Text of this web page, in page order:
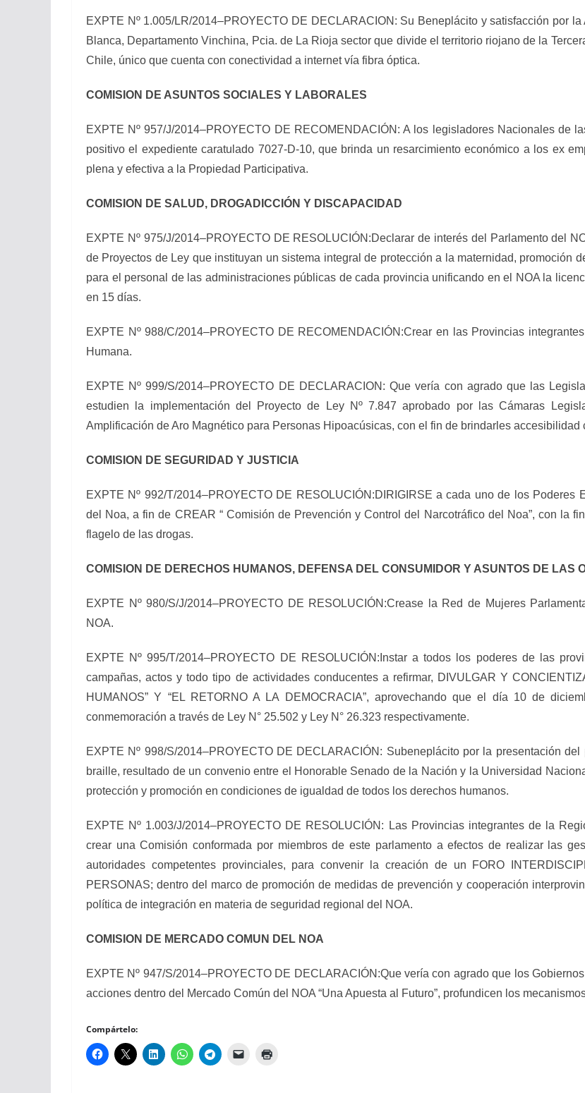
EXPTE Nº 1.005/LR/2014–PROYECTO DE DECLARACION: Su Beneplácito y satisfacción por
Blanca, Departamento Vinchina, Pcia. de La Rioja sector que divide el territorio riojano de la
Chile, único que cuenta con conectividad a internet vía fibra óptica.
COMISION DE ASUNTOS SOCIALES Y LABORALES
EXPTE Nº 957/J/2014–PROYECTO DE RECOMENDACIÓN: A los legisladores Nacionales de
positivo el expediente caratulado 7027-D-10, que brinda un resarcimiento económico a los ex
plena y efectiva a la Propiedad Participativa.
COMISION DE SALUD, DROGADICCIÓN Y DISCAPACIDAD
EXPTE Nº 975/J/2014–PROYECTO DE RESOLUCIÓN:Declarar de interés del Parlamento del
de Proyectos de Ley que instituyan un sistema integral de protección a la maternidad, promoción
para el personal de las administraciones públicas de cada provincia unificando en el NOA la
en 15 días.
EXPTE Nº 988/C/2014–PROYECTO DE RECOMENDACIÓN:Crear en las Provincias
Humana.
EXPTE Nº 999/S/2014–PROYECTO DE DECLARACION: Que vería con agrado que las
estudien la implementación del Proyecto de Ley Nº 7.847 aprobado por las Cámaras
Amplificación de Aro Magnético para Personas Hipoacúsicas, con el fin de brindarles
COMISION DE SEGURIDAD Y JUSTICIA
EXPTE Nº 992/T/2014–PROYECTO DE RESOLUCIÓN:DIRIGIRSE a cada uno de los
del Noa, a fin de CREAR “ Comisión de Prevención y Control del Narcotráfico del Noa”, con la
flagelo de las drogas.
COMISION DE DERECHOS HUMANOS, DEFENSA DEL CONSUMIDOR Y ASUNTOS DE LAS
EXPTE Nº 980/S/J/2014–PROYECTO DE RESOLUCIÓN:Crease la Red de Mujeres
NOA.
EXPTE Nº 995/T/2014–PROYECTO DE RESOLUCIÓN:Instar a todos los poderes de las
campañas, actos y todo tipo de actividades conducentes a refirmar, DIVULGAR Y
HUMANOS” Y “EL RETORNO A LA DEMOCRACIA”, aprovechando que el día 10 de
conmemoración a través de Ley N° 25.502 y Ley N° 26.323 respectivamente.
EXPTE Nº 998/S/2014–PROYECTO DE DECLARACIÓN: Subeneplácito por la presentación
braille, resultado de un convenio entre el Honorable Senado de la Nación y la Universidad
protección y promoción en condiciones de igualdad de todos los derechos humanos.
EXPTE Nº 1.003/J/2014–PROYECTO DE RESOLUCIÓN: Las Provincias integrantes de la
crear una Comisión conformada por miembros de este parlamento a efectos de realizar las
autoridades competentes provinciales, para convenir la creación de un FORO
PERSONAS; dentro del marco de promoción de medidas de prevención y cooperación
política de integración en materia de seguridad regional del NOA.
COMISION DE MERCADO COMUN DEL NOA
EXPTE Nº 947/S/2014–PROYECTO DE DECLARACIÓN:Que vería con agrado que los
acciones dentro del Mercado Común del NOA “Una Apuesta al Futuro”, profundicen los
Compártelo: